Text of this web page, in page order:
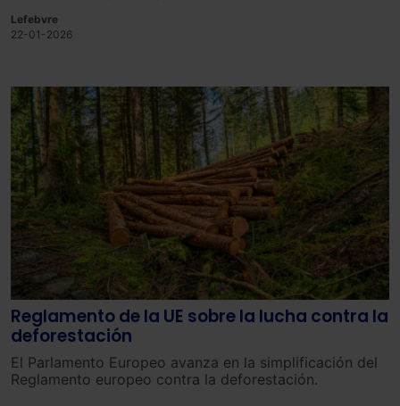
Lefebvre
22-01-2026
Reglamento de la UE sobre la lucha contra la
deforestación
El Parlamento Europeo avanza en la simplificación del
Reglamento europeo contra la deforestación.